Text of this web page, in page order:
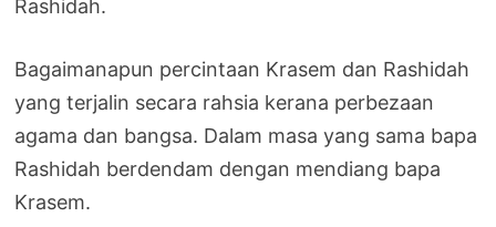
Rashidah.
Bagaimanapun percintaan Krasem dan Rashidah
yang terjalin secara rahsia kerana perbezaan
agama dan bangsa. Dalam masa yang sama bapa
Rashidah berdendam dengan mendiang bapa
Krasem.